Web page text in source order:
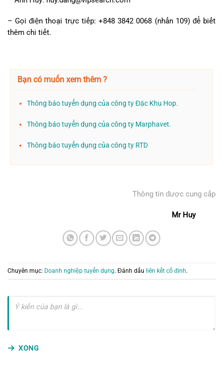
– Gọi điện thoại trực tiếp: +848 3842 0068 (nhấn 109) để biết
thêm chi tiết.
Bạn có muốn xem thêm ?
Thông báo tuyển dụng của công ty Đặc Khu Hop.
Thông báo tuyển dụng của công ty Marphavet.
Thông báo tuyển dụng của công ty RTD
Thông tin được cung cấp
Mr Huy
Chuyên mục: Doanh nghiệp tuyển dụng. Đánh dấu liên kết cố định.
XONG